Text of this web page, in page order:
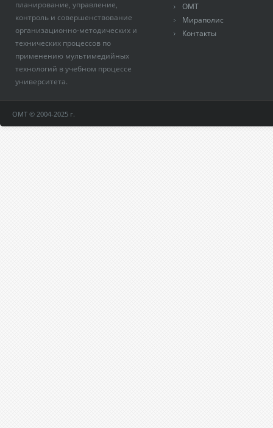
планирование, управление,
контроль и совершенствование
организационно-методических и
технических процессов по
применению мультимедийных
технологий в учебном процессе
университета.
ОМТ
Мираполис
Контакты
ОМТ © 2004-2025 г.